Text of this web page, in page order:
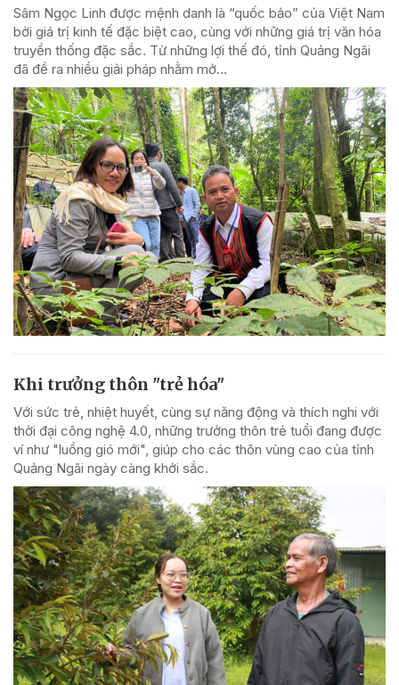
Sâm Ngọc Linh được mệnh danh là “quốc bảo” của Việt Nam
bởi giá trị kinh tế đặc biệt cao, cùng với những giá trị văn hóa
truyền thống đặc sắc. Từ những lợi thế đó, tỉnh Quảng Ngãi
đã đề ra nhiều giải pháp nhằm mở...
Khi trưởng thôn "trẻ hóa"
Với sức trẻ, nhiệt huyết, cùng sự năng động và thích nghi với
thời đại công nghệ 4.0, những trưởng thôn trẻ tuổi đang được
ví như "luồng gió mới", giúp cho các thôn vùng cao của tỉnh
Quảng Ngãi ngày càng khởi sắc.